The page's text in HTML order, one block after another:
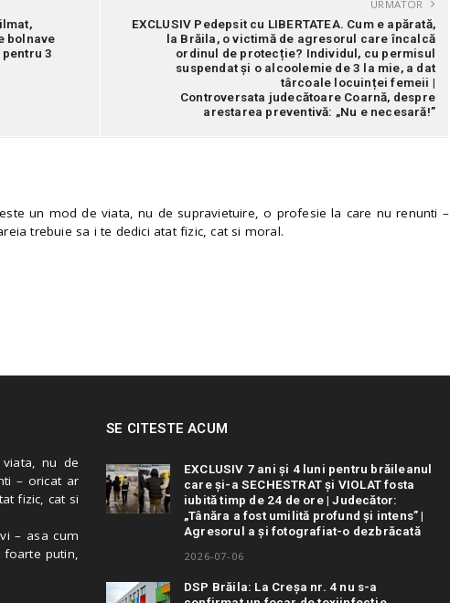
bolnave
3
URMATOR
EXCLUSIV Pedepsit cu LIBERTATEA. Cum e apărată,
la Brăila, o victimă de agresorul care încalcă
ordinul de protecție? Individul, cu permisul
suspendat și o alcoolemie de 3 la mie, a dat
târcoale locuinței femeii |
Controversata judecătoare Coarnă, despre
arestarea preventivă: „Nu e necesară!”
un mod de viata, nu de supravietuire, o profesie la care nu renunti –
trebuie sa i te dedici atat fizic, cat si moral.
nu de
– oricat ar
fizic, cat si
– asa cum
foarte putin,
SE CITESTE ACUM
EXCLUSIV 7 ani și 4 luni pentru brăileanul
care și-a SECHESTRAT și VIOLAT fosta
iubită timp de 24 de ore | Judecător:
„Tânăra a fost umilită profund și intens” |
Agresorul a și fotografiat-o dezbrăcată
2026-07-06
DSP Brăila: La Creșa nr. 4 nu s-a